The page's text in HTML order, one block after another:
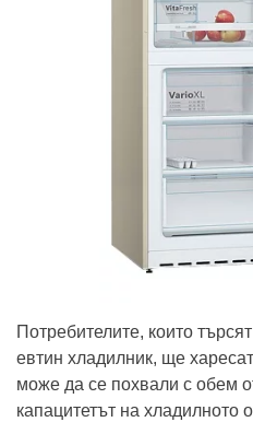
Потребителите, които
евтин хладилник, ще
може да се похвали с обем
капацитетът на хладилното